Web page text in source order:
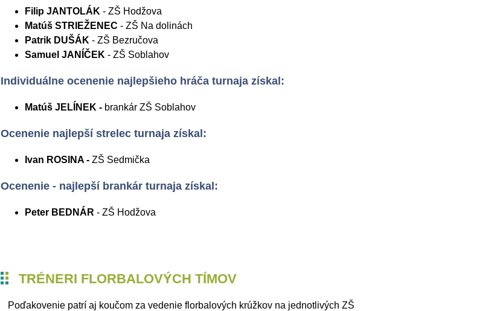
Filip JANTOLÁK - ZŠ Hodžova
Matúš STRIEŽENEC - ZŠ Na dolinách
Patrik DUŠÁK - ZŠ Bezručova
Samuel JANÍČEK - ZŠ Soblahov
Individuálne ocenenie najlepšieho hráča turnaja získal:
Matúš JELÍNEK - brankár ZŠ Soblahov
Ocenenie najlepší strelec turnaja získal:
Ivan ROSINA - ZŠ Sedmička
Ocenenie - najlepší brankár turnaja získal:
Peter BEDNÁR - ZŠ Hodžova
TRÉNERI FLORBALOVÝCH TÍMOV
Poďakovenie patrí aj koučom za vedenie florbalových krúžkov na jednotlivých ZŠ